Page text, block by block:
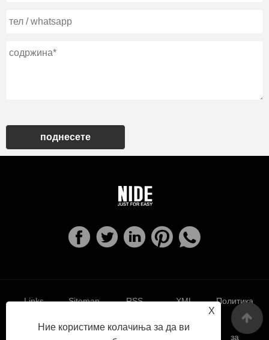
поднесете
X
Ние користиме колачиња за да ви
Links Sitemap RSS XML Политика
за